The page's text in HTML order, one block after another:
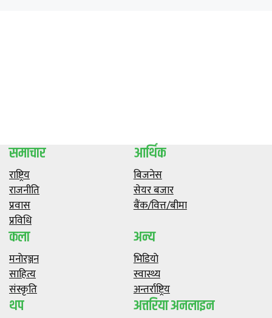
समाचार
राष्ट्रिय
राजनीति
प्रवास
प्रविधि
आर्थिक
बिजनेस
सेयर बजार
बैंक/वित्त/बीमा
कला
मनाेरञ्जन
साहित्य
संस्कृति
अन्य
भिडियाे
स्वास्थ्य
अन्तर्राष्ट्रिय
थप अत्तरिया अनलाइन